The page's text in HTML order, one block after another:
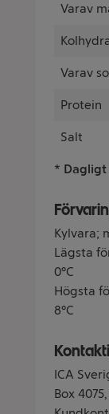
Varav
Varav
Protein
Salt
*
Kylvara;
Lägsta
0°C
Högsta
8°C
ICA
Box